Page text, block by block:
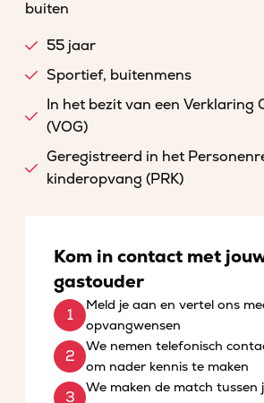
buiten
55 jaar
Sportief, buitenmens
In het bezit van een Verklaring
(VOG)
Geregistreerd in het
kinderopvang (PRK)
Kom in contact met
gastouder
Meld je aan en vertel ons
opvangwensen
We nemen telefonisch
om nader kennis te maken
We maken de match tussen